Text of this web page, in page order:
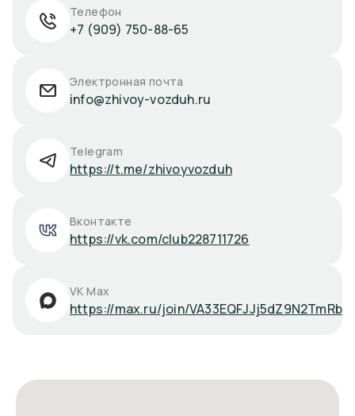
Телефон
+7 (909) 750-88-65
Электронная почта
info@zhivoy-vozduh.ru
Telegram
https://t.me/zhivoyvozduh
Вконтакте
https://vk.com/club228711726
VK Max
https://max.ru/join/